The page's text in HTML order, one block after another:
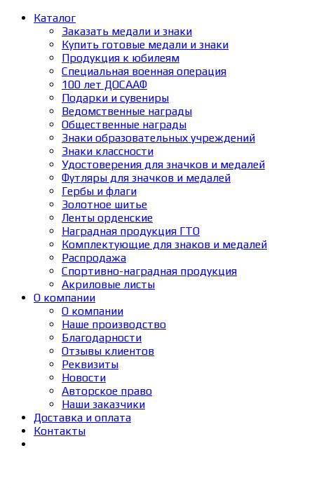
Каталог
Заказать медали и знаки
Купить готовые медали и знаки
Продукция к юбилеям
Специальная военная операция
100 лет ДОСААФ
Подарки и сувениры
Ведомственные награды
Общественные награды
Знаки образовательных учреждений
Знаки классности
Удостоверения для значков и медалей
Футляры для значков и медалей
Гербы и флаги
Золотное шитье
Ленты орденские
Наградная продукция ГТО
Комплектующие для знаков и медалей
Распродажа
Спортивно-наградная продукция
Акриловые листы
О компании
О компании
Наше производство
Благодарности
Отзывы клиентов
Реквизиты
Новости
Авторское право
Наши заказчики
Доставка и оплата
Контакты